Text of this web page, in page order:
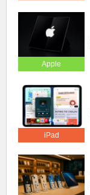
Apple
iPad